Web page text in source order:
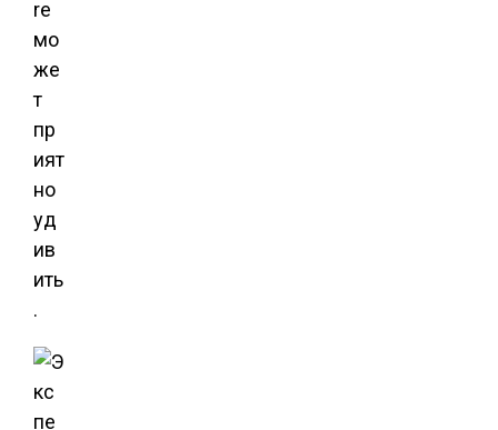
re
мо
же
т
пр
ият
но
уд
ив
ить
.